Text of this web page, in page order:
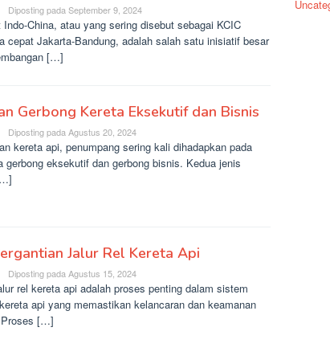
Diposting pada September 9, 2024
Indo-China, atau yang sering disebut sebagai KCIC
cepat Jakarta-Bandung, adalah salah satu inisiatif besar
[…]
Gerbong Kereta Eksekutif dan Bisnis
Diposting pada Agustus 20, 2024
kereta api, penumpang sering kali dihadapkan pada
gerbong eksekutif dan gerbong bisnis. Kedua jenis
Jalur Rel Kereta Api
Diposting pada Agustus 15, 2024
rel kereta api adalah proses penting dalam sistem
api yang memastikan kelancaran dan keamanan
Proses […]